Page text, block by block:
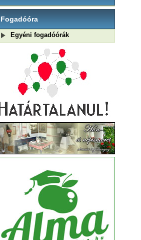
Fogadóóra
Egyéni fogadóórák